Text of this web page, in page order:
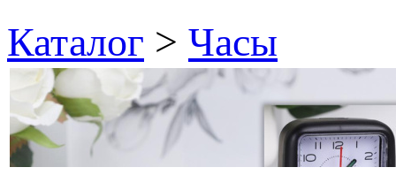
Каталог > Часы